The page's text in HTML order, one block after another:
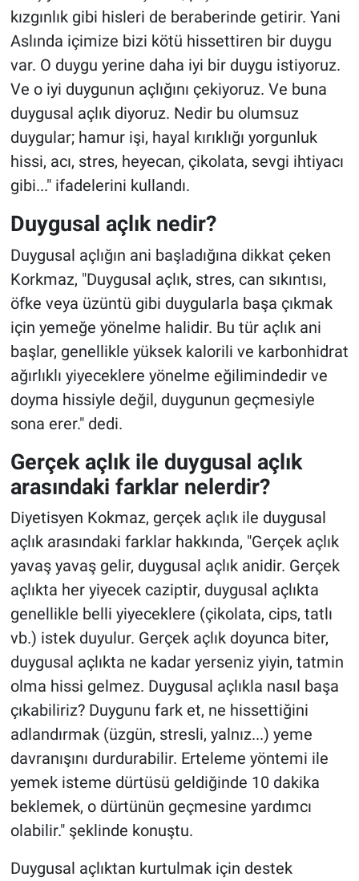
kızgınlık gibi hisleri de beraberinde getirir. Yani
Aslında içimize bizi kötü hissettiren bir duygu
var. O duygu yerine daha iyi bir duygu istiyoruz.
Ve o iyi duygunun açlığını çekiyoruz. Ve buna
duygusal açlık diyoruz. Nedir bu olumsuz
duygular; hamur işi, hayal kırıklığı yorgunluk
hissi, acı, stres, heyecan, çikolata, sevgi ihtiyacı
gibi..." ifadelerini kullandı.
Duygusal açlık nedir?
Duygusal açlığın ani başladığına dikkat çeken
Korkmaz, "Duygusal açlık, stres, can sıkıntısı,
öfke veya üzüntü gibi duygularla başa çıkmak
için yemeğe yönelme halidir. Bu tür açlık ani
başlar, genellikle yüksek kalorili ve karbonhidrat
ağırlıklı yiyeceklere yönelme eğilimindedir ve
doyma hissiyle değil, duygunun geçmesiyle
sona erer." dedi.
Gerçek açlık ile duygusal açlık
arasındaki farklar nelerdir?
Diyetisyen Kokmaz, gerçek açlık ile duygusal
açlık arasındaki farklar hakkında, "Gerçek açlık
yavaş yavaş gelir, duygusal açlık anidir. Gerçek
açlıkta her yiyecek caziptir, duygusal açlıkta
genellikle belli yiyeceklere (çikolata, cips, tatlı
vb.) istek duyulur. Gerçek açlık doyunca biter,
duygusal açlıkta ne kadar yerseniz yiyin, tatmin
olma hissi gelmez. Duygusal açlıkla nasıl başa
çıkabiliriz? Duygunu fark et, ne hissettiğini
adlandırmak (üzgün, stresli, yalnız...) yeme
davranışını durdurabilir. Erteleme yöntemi ile
yemek isteme dürtüsü geldiğinde 10 dakika
beklemek, o dürtünün geçmesine yardımcı
olabilir." şeklinde konuştu.
Duygusal açlıktan kurtulmak için destek